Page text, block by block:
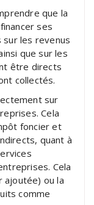
que la
ses
les revenus
que sur les
être directs
collectés.
sur
Cela
foncier et
quant à
Cela
ajoutée) ou la
comme